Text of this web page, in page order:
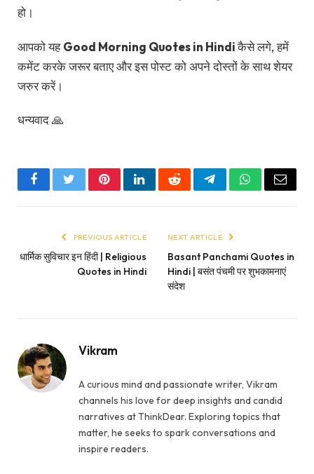
हो।
आपको यहGood Morning Quotes in Hindiकैसे लगे, हमें
कमेंट करके जरूर बताए और इस पोस्ट को अपने दोस्तों के साथ शेयर
जरुर करें।
धन्यवाद 🙏
FacebookTwitterPinterestLinkedInRedditTelegramWhatsApp
Email
PREVIOUS ARTICLE
धार्मिक सुविचार इन हिंदी | Religious
Quotes in Hindi
NEXT ARTICLE
Basant Panchami Quotes in
Hindi | बसंत पंचमी पर शुभकामनाएं
संदेश
Vikram
A curious mind and passionate writer, Vikram
channels his love for deep insights and candid
narratives at ThinkDear. Exploring topics that
matter, he seeks to spark conversations and
inspire readers.